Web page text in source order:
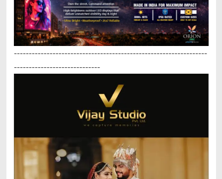
-----------------------------------------------------------------
-----------------------------